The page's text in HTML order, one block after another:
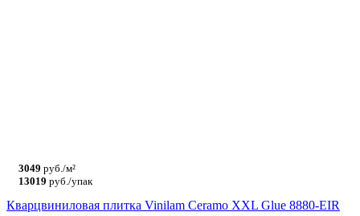
3049 руб./м²
13019 руб./упак
Кварцвиниловая плитка Vinilam Ceramo XXL Glue 8880-EIR